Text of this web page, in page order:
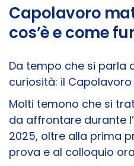
Capolavoro
cos’è e come
Da tempo che si parla
curiosità: il
Molti temono che si
da affrontare durante
2025, oltre alla prima
prova e al colloquio